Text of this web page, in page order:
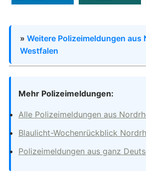
» Weitere Polizeimeldungen aus
Westfalen
Mehr Polizeimeldungen:
Alle Polizeimeldungen aus
Blaulicht-Wochenrückblick
Polizeimeldungen aus ganz